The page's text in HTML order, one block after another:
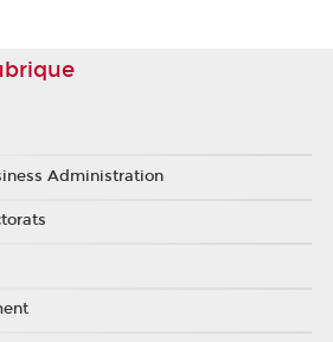
Administration